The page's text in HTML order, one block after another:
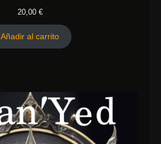
20,00 €
Añadir al carrito